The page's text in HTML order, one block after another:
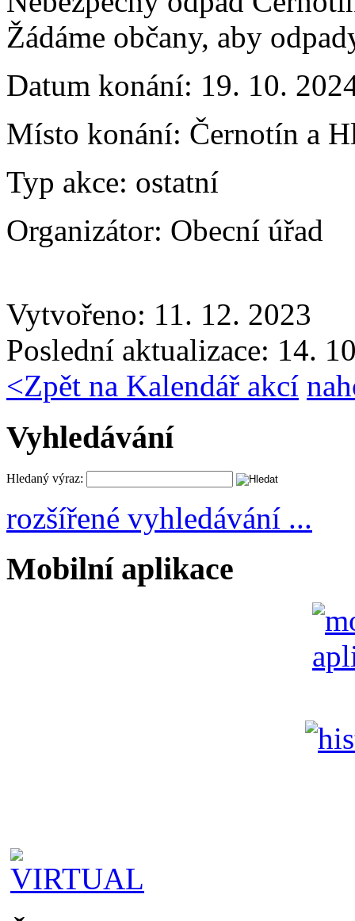
Žádáme občany, aby
Datum konání: 19. 10.
Místo konání: Černotín a
Typ akce: ostatní
Organizátor: Obecní úřad
Vytvořeno: 11. 12. 2023
Poslední aktualizace: 14.
<Zpět na Kalendář akcí
Vyhledávání
Hledaný výraz:
rozšířené vyhledávání ...
Mobilní aplikace